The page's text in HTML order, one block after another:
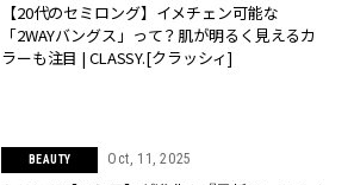
【20代のセミロング】イメチェン可能な
「2WAYバングス」って？肌が明るく見えるカ
ラーも注目 | CLASSY.[クラッシィ]
BEAUTY Oct, 11, 2025